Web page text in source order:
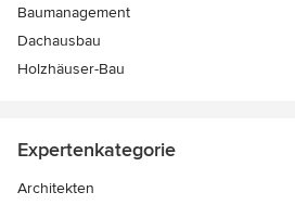
Baumanagement
Dachausbau
Holzhäuser-Bau
Expertenkategorie
Architekten